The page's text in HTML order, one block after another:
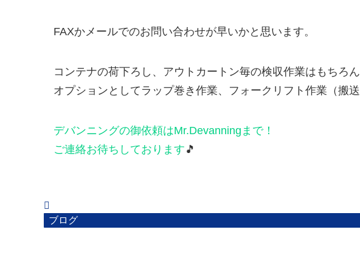
FAXかメールでのお問い合わせが早いかと思います。
コンテナの荷下ろし、アウトカートン毎の検収作業はもちろん
オプションとしてラップ巻き作業、フォークリフト作業（搬
デバンニングの御依頼はMr.Devanningまで！
ご連絡お待ちしております 🎵
ブログ